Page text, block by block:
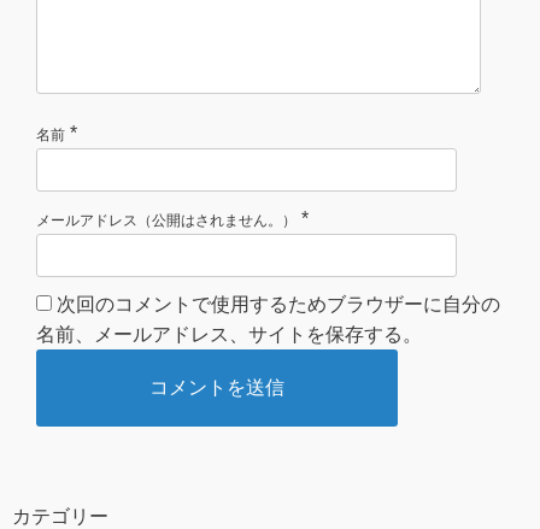
名前 *
メールアドレス（公開はされません。） *
次回のコメントで使用するためブラウザーに自分の
名前、メールアドレス、サイトを保存する。
カテゴリー